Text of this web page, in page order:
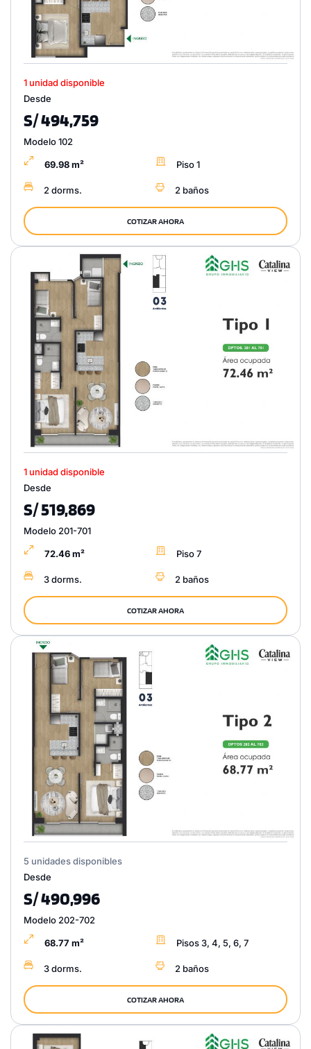
1 unidad disponible
Desde
S/ 494,759
Modelo 102
69.98 m² Piso 1
2 dorms. 2 baños
COTIZAR AHORA
1 unidad disponible
Desde
S/ 519,869
Modelo 201-701
72.46 m² Piso 7
3 dorms. 2 baños
COTIZAR AHORA
5 unidades disponibles
Desde
S/ 490,996
Modelo 202-702
68.77 m² Pisos 3, 4, 5, 6, 7
3 dorms. 2 baños
COTIZAR AHORA